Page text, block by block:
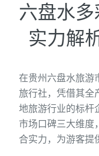
六盘水
实力解
在贵州六盘水旅游
旅行社，凭借其全
地旅游行业的标杆
市场口碑三大维度
合实力，为游客提